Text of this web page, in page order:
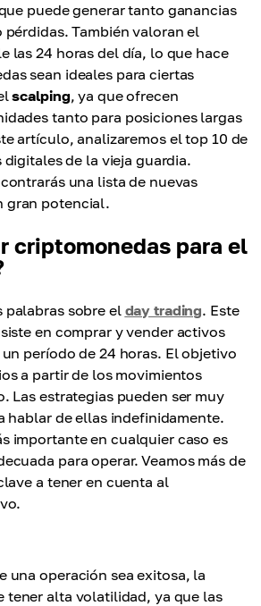
puede generar tanto ganancias
También valoran el
las 24 horas del día, lo que hace
sean ideales para ciertas
scalping, ya que ofrecen
tanto para posiciones largas
artículo, analizaremos el top 10 de
de la vieja guardia.
una lista de nuevas
gran potencial.
criptomonedas para el
palabras sobre el day trading. Este
en comprar y vender activos
período de 24 horas. El objetivo
a partir de los movimientos
Las estrategias pueden ser muy
hablar de ellas indefinidamente.
importante en cualquier caso es
para operar. Veamos más de
a tener en cuenta al
una operación sea exitosa, la
tener alta volatilidad, ya que las